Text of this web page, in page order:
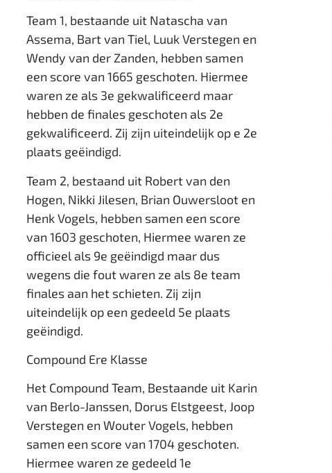
Team 1, bestaande uit Natascha van
Assema, Bart van Tiel, Luuk Verstegen en
Wendy van der Zanden, hebben samen
een score van 1665 geschoten. Hiermee
waren ze als 3e gekwalificeerd maar
hebben de finales geschoten als 2e
gekwalificeerd. Zij zijn uiteindelijk op e 2e
plaats geëindigd.
Team 2, bestaand uit Robert van den
Hogen, Nikki Jilesen, Brian Ouwersloot en
Henk Vogels, hebben samen een score
van 1603 geschoten, Hiermee waren ze
officieel als 9e geëindigd maar dus
wegens die fout waren ze als 8e team
finales aan het schieten. Zij zijn
uiteindelijk op een gedeeld 5e plaats
geëindigd.
Compound Ere Klasse
Het Compound Team, Bestaande uit Karin
van Berlo-Janssen, Dorus Elstgeest, Joop
Verstegen en Wouter Vogels, hebben
samen een score van 1704 geschoten.
Hiermee waren ze gedeeld 1e